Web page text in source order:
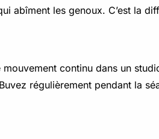
abîment les genoux. C’est la
continu dans un
régulièrement pendant la